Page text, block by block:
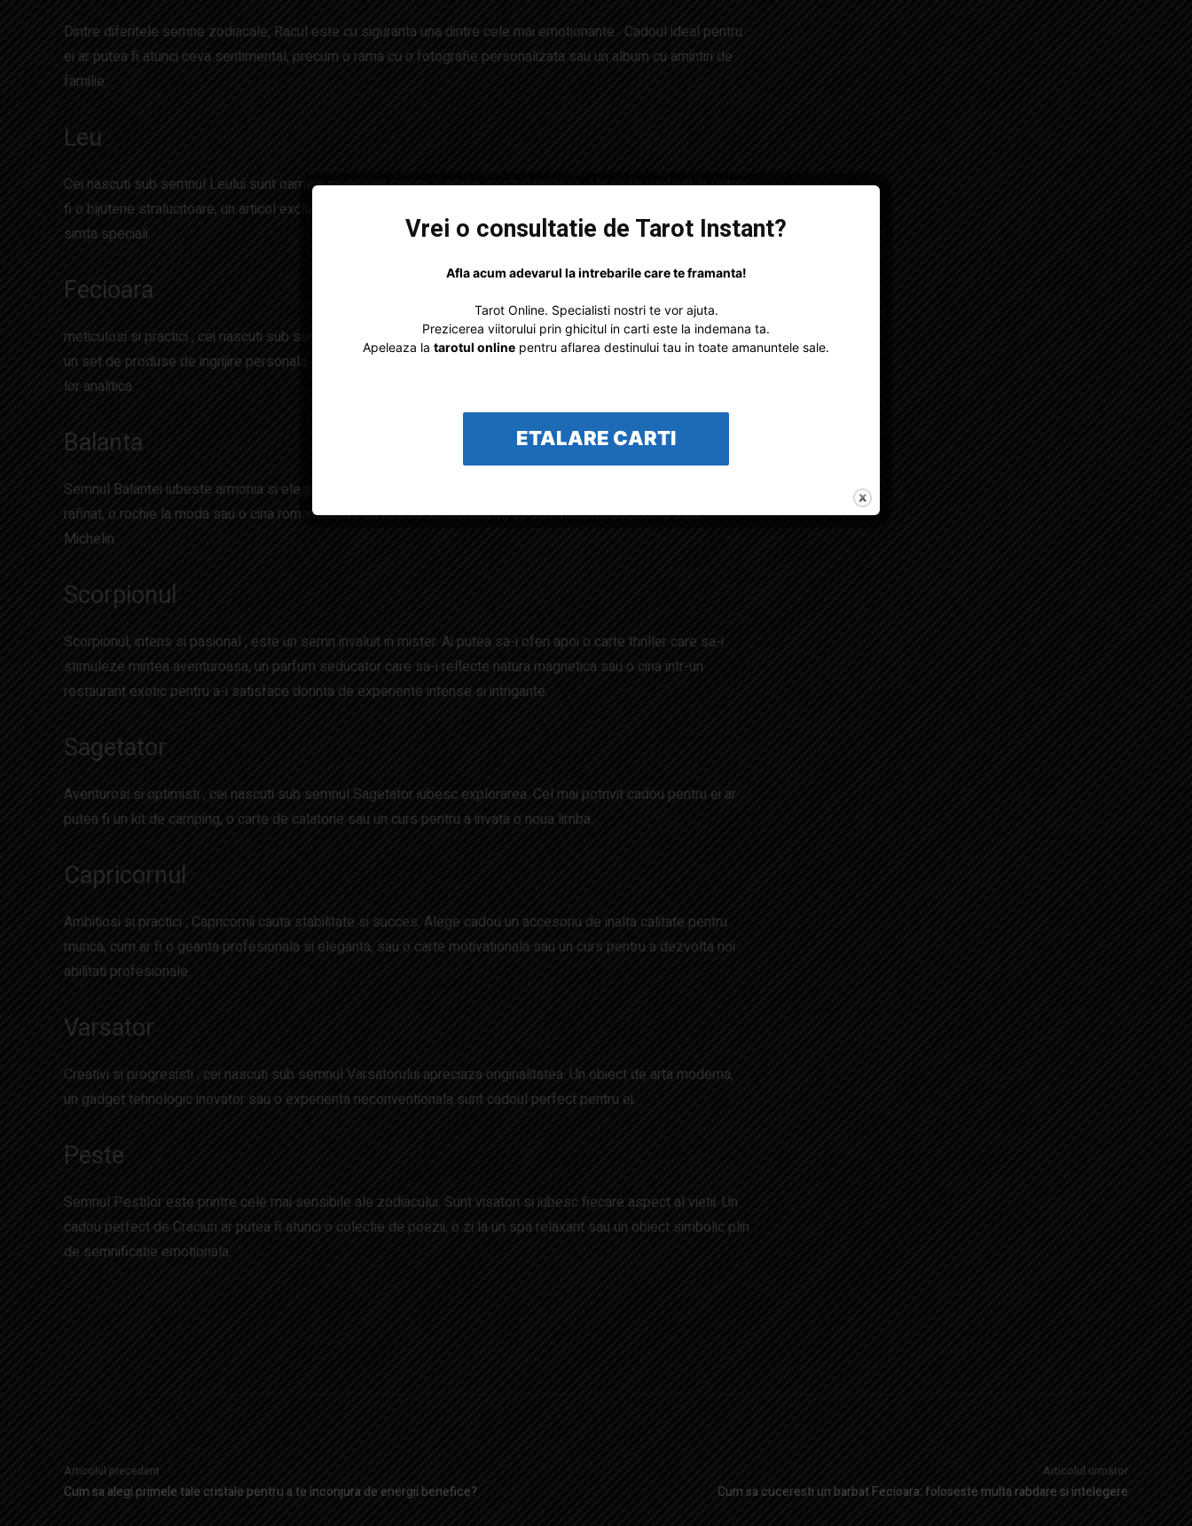
Dintre diferitele semne zodiacale, Racul este cu siguranta una dintre cele mai emotionante . Cadoul ideal pentru
ei ar putea fi atunci ceva sentimental, precum o rama cu o fotografie personalizata sau un album cu amintiri de
familie.
Leu
Cei nascuti sub semnul Leului sunt oameni magnetici carora le place sa straluceasca . Un cadou potrivit ar putea
fi o bijuterie stralucitoare, un articol exclusivist de designer sau o experienta de prima clasa care ii face sa se
simta speciali.
Fecioara
meticulosi si practici , cei nascuti sub semnul Fecioarei iubesc ordinea. Alegerea a ceva util, dar rafinat, cum ar fi
un set de produse de ingrijire personala sau un organizator elegant de birou, va demonstra ca intelegeti natura
lor analitica.
Balanta
Semnul Balantei iubeste armonia si eleganta . Asadar, cadoul perfect de Craciun ar putea fi un obiect de arta
rafinat, o rochie la moda sau o cina romantica intr-un restaurant sofisticat, cu atat mai bine daca cu o stea
Michelin.
Scorpionul
Scorpionul, intens si pasional , este un semn invaluit in mister. Ai putea sa-i oferi apoi o carte thriller care sa-i
stimuleze mintea aventuroasa, un parfum seducator care sa-i reflecte natura magnetica sau o cina intr-un
restaurant exotic pentru a-i satisface dorinta de experiente intense si intrigante.
Sagetator
Aventurosi si optimisti , cei nascuti sub semnul Sagetator iubesc explorarea. Cel mai potrivit cadou pentru ei ar
putea fi un kit de camping, o carte de calatorie sau un curs pentru a invata o noua limba.
Capricornul
Ambitiosi si practici , Capricornii cauta stabilitate si succes. Alege cadou un accesoriu de inalta calitate pentru
munca, cum ar fi o geanta profesionala si eleganta, sau o carte motivationala sau un curs pentru a dezvolta noi
abilitati profesionale.
Varsator
Creativi si progresisti , cei nascuti sub semnul Varsatorului apreciaza originalitatea. Un obiect de arta moderna,
un gadget tehnologic inovator sau o experienta neconventionala sunt cadoul perfect pentru ei.
Peste
Semnul Pestilor este printre cele mai sensibile ale zodiacului. Sunt visatori si iubesc fiecare aspect al vietii. Un
cadou perfect de Craciun ar putea fi atunci o colectie de poezii, o zi la un spa relaxant sau un obiect simbolic plin
de semnificatie emotionala.
Articolul precedent
Cum sa alegi primele tale cristale pentru a te inconjura de energii benefice?
Articolul următor
Cum sa cuceresti un barbat Fecioara: foloseste multa rabdare si intelegere
Vrei o consultatie de Tarot Instant?
Afla acum adevarul la intrebarile care te framanta!
Tarot Online. Specialisti nostri te vor ajuta.
Prezicerea viitorului prin ghicitul in carti este la indemana ta.
Apeleaza la tarotul online pentru aflarea destinului tau in toate amanuntele sale.
ETALARE CARTI